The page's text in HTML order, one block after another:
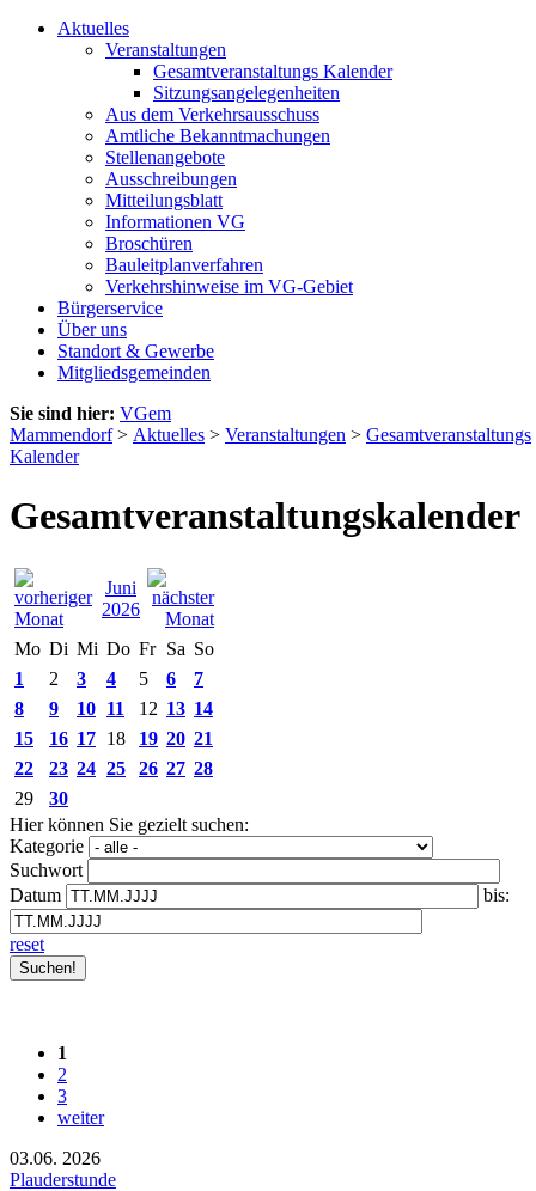
Aktuelles
Veranstaltungen
Gesamtveranstaltungs Kalender
Sitzungsangelegenheiten
Aus dem Verkehrsausschuss
Amtliche Bekanntmachungen
Stellenangebote
Ausschreibungen
Mitteilungsblatt
Informationen VG
Broschüren
Bauleitplanverfahren
Verkehrshinweise im VG-Gebiet
Bürgerservice
Über uns
Standort & Gewerbe
Mitgliedsgemeinden
Sie sind hier: VGem
Mammendorf> Aktuelles > Veranstaltungen > Gesamtveranstaltungs
Kalender
Gesamtveranstaltungskalender
Juni
2026
Mo Di Mi Do Fr Sa So
1
2 3 4 5 6
7
8
9 10 11 12 13 14
15
16 17 18 19 20 21
22
23 24 25 26 27 28
29
30
Hier können Sie gezielt suchen:
Kategorie
Suchwort
Datum
bis:
reset
1
2
3
weiter
03.06. 2026
Plauderstunde